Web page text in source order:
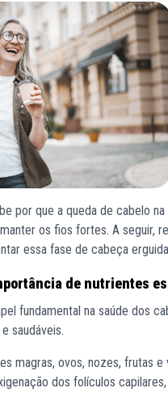
por que a queda de cabelo
os fios fortes. A seguir,
essa fase de cabeça
de nutrientes
fundamental na saúde dos
saudáveis.
magras, ovos, nozes, frutas
dos folículos